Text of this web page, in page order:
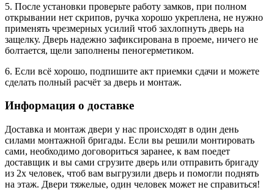
5. После установки проверьте работу замков, при полном
открывании нет скрипов, ручка хорошо укреплена, не нужно
применять чрезмерных усилий чтоб захлопнуть дверь на
защелку. Дверь надежно зафиксирована в проеме, ничего не
болтается, щели заполнены пеногерметиком.
6. Если всё хорошо, подпишите акт приемки сдачи и можете
сделать полный расчёт за дверь и монтаж.
Информация о доставке
Доставка и монтаж двери у нас происходят в один день
силами монтажной бригады. Если вы решили монтировать
сами, необходимо договориться заранее, к вам поедет
доставщик и вы сами сгрузите дверь или отправить бригаду
из 2х человек, чтоб вам выгрузили дверь и помогли поднять
на этаж. Двери тяжелые, один человек может не справиться!